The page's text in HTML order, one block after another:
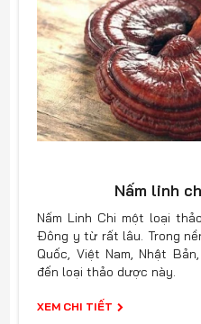
Nấm linh
Nấm Linh Chi một loại
Đông y từ rất lâu. Trong
Quốc, Việt Nam, Nhật
đến loại thảo dược này.
XEM CHI TIẾT